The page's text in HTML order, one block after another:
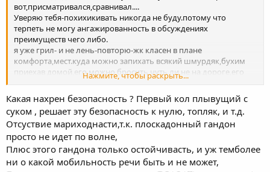
вот,присматривался,сравнивал....
Уверяю тебя-похихикивать никогда не буду.потому что
терпеть не могу ангажированность в обсуждениях
преимуществ чего либо.
я уже грил- и не лень-повторю-жк класен в плане
комфорта,мест.куда можно запихать всякий шмурдяк,бухим
приехав домой,его можно бросить чуть ли не на дороге,его
можно просто бросить...вот этим он класен...Пвх так не
бросишь-солныщко взошло-хуяк-разрыв балона-получите,к
примеру...Это просто к примеру,докуя и других недостатков
пвх...И многим другим...Но!Только не безопасностью!Как бы
тут некоторые любители картошки не брыкались-жк всегда
будет отсасывать у пвх в этом плане.А также в плане
мобильности.А это немаловажно.
Нажмите, чтобы раскрыть...
Какая нахрен безопасность ? Первый кол плывущий с
суком , решает эту безопасность к нулю, топляк, и т.д.
Отсуствие мариходнасти,т.к. плоскадонный гандон
просто не идет по волне,
Плюс этого гандона только остойчивасть, и уж темболее
ни о какой мобильность речи быть и не может,